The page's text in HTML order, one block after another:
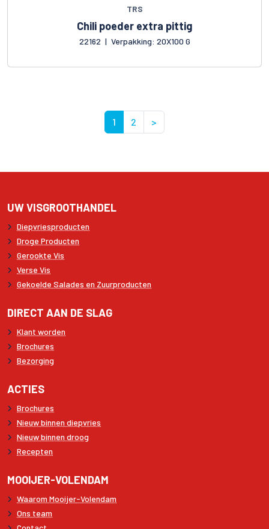
TRS
Chili poeder extra pittig
22162 | Verpakking: 20X100 G
1 2 >
UW VISGROOTHANDEL
Diepvriesproducten
Droge Producten
Gerookte Vis
Verse Vis
Gekoelde Salades en Zuurproducten
DIRECT AAN DE SLAG
Klant worden
Brochures
Bezorging
ACTIES
Brochures
Nieuw binnen diepvries
Nieuw binnen droog
Recepten
MOOIJER-VOLENDAM
Waarom Mooijer-Volendam
Ons team